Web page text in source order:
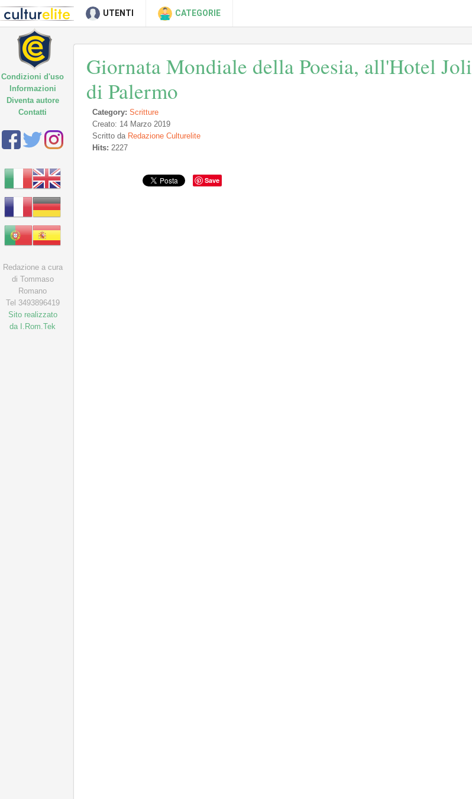
UTENTI CATEGORIE
Giornata Mondiale della Poesia, all'Hotel Joli
di Palermo
Category: Scritture
Creato: 14 Marzo 2019
Scritto da Redazione Culturelite
Hits: 2227
Save
Condizioni d'uso
Informazioni
Diventa autore
Contatti
Redazione a cura
di Tommaso
Romano
Tel 3493896419
Sito realizzato
da I.Rom.Tek